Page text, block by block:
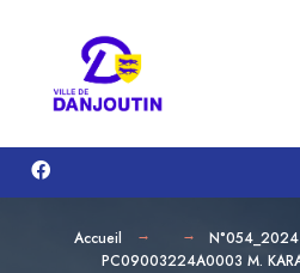
contenu
Accueil
PC09003224A0003 M.
for: